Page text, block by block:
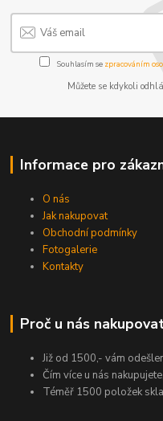
Souhlasím se zpracováním
Můžete se kdykoli
Informace pro
O nás
Jak nakupovat
Obchodní podmínky
Fotogalerie
Kontakty
Proč u nás
Již od 1500,- vám
Čím více u nás
Téměř 1500 položek